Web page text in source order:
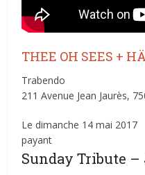
THEE OH SEES +
Trabendo
211 Avenue Jean Jaurès,
Le dimanche 14 mai 2017
payant
Sunday Tribute